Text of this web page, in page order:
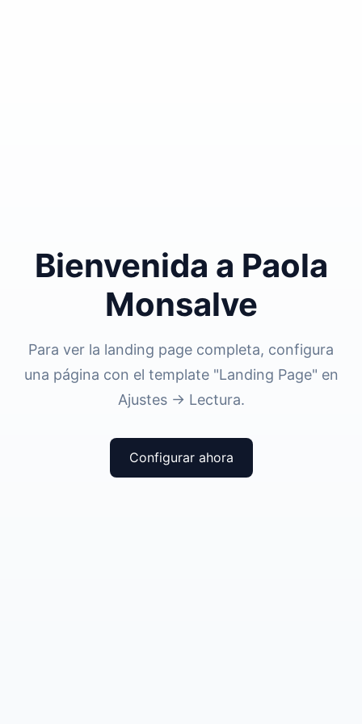
Bienvenida a Paola
Monsalve
Para ver la landing page completa, configura
una página con el template "Landing Page" en
Ajustes → Lectura.
Configurar ahora